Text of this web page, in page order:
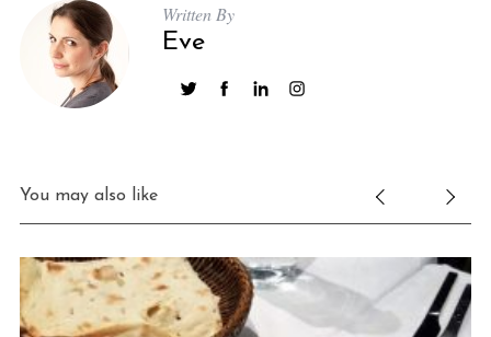
Written By
Eve
You may also like